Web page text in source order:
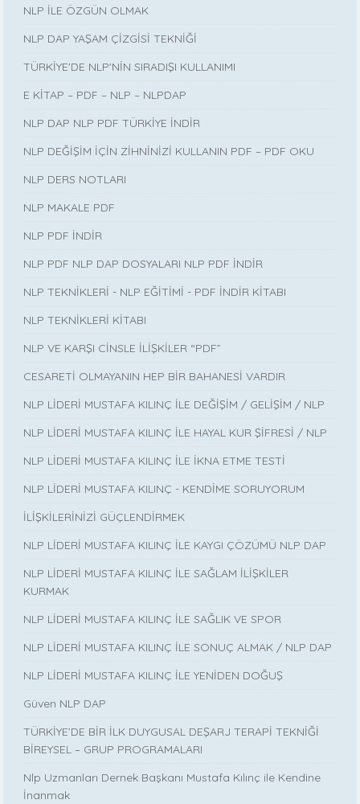
NLP İLE ÖZGÜN OLMAK
NLP DAP YAŞAM ÇİZGİSİ TEKNİĞİ
TÜRKİYE'DE NLP'NİN SIRADIŞI KULLANIMI
E KİTAP – PDF – NLP – NLPDAP
NLP DAP NLP PDF TÜRKİYE İNDİR
NLP DEĞİŞİM İÇİN ZİHNİNİZİ KULLANIN PDF – PDF OKU
NLP DERS NOTLARI
NLP MAKALE PDF
NLP PDF İNDİR
NLP PDF NLP DAP DOSYALARI NLP PDF İNDİR
NLP TEKNİKLERİ - NLP EĞİTİMİ - PDF İNDİR KİTABI
NLP TEKNİKLERİ KİTABI
NLP VE KARŞI CİNSLE İLİŞKİLER “PDF”
CESARETİ OLMAYANIN HEP BİR BAHANESİ VARDIR
NLP LİDERİ MUSTAFA KILINÇ İLE DEĞİŞİM / GELİŞİM / NLP
NLP LİDERİ MUSTAFA KILINÇ İLE HAYAL KUR ŞİFRESİ / NLP
NLP LİDERİ MUSTAFA KILINÇ İLE İKNA ETME TESTİ
NLP LİDERİ MUSTAFA KILINÇ - KENDİME SORUYORUM
İLİŞKİLERİNİZİ GÜÇLENDİRMEK
NLP LİDERİ MUSTAFA KILINÇ İLE KAYGI ÇÖZÜMÜ NLP DAP
NLP LİDERİ MUSTAFA KILINÇ İLE SAĞLAM İLİŞKİLER
KURMAK
NLP LİDERİ MUSTAFA KILINÇ İLE SAĞLIK VE SPOR
NLP LİDERİ MUSTAFA KILINÇ İLE SONUÇ ALMAK / NLP DAP
NLP LİDERİ MUSTAFA KILINÇ İLE YENİDEN DOĞUŞ
Güven NLP DAP
TÜRKİYE’DE BİR İLK DUYGUSAL DEŞARJ TERAPİ TEKNİĞİ
BİREYSEL – GRUP PROGRAMALARI
Nlp Uzmanları Dernek Başkanı Mustafa Kılınç ile Kendine
İnanmak